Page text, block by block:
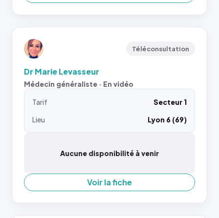
Téléconsultation
Dr Marie Levasseur
Médecin généraliste · En vidéo
Tarif
Secteur 1
Lieu
Lyon 6 (69)
Aucune disponibilité à venir
Voir la fiche